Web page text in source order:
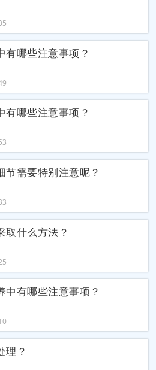
有哪些注意事项？
有哪些注意事项？
节需要特别注意呢？
取什么方法？
中有哪些注意事项？
理？